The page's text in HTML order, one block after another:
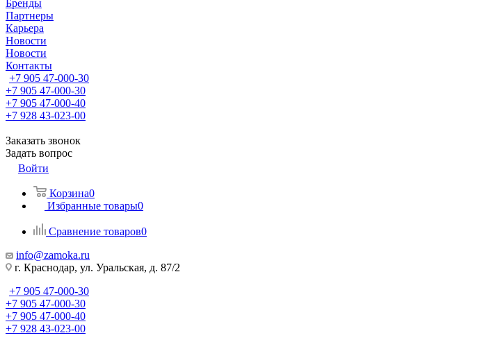
Бренды
Партнеры
Карьера
Новости
Новости
Контакты
+7 905 47-000-30
+7 905 47-000-30
+7 905 47-000-40
+7 928 43-023-00
Заказать звонок
Задать вопрос
Войти
Корзина0
Избранные товары0
Сравнение товаров0
info@zamoka.ru
г. Краснодар, ул. Уральская, д. 87/2
+7 905 47-000-30
+7 905 47-000-30
+7 905 47-000-40
+7 928 43-023-00